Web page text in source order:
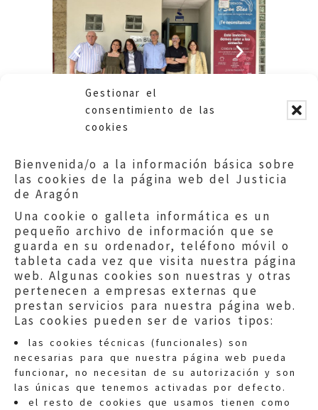
Gestionar el
consentimiento de las
cookies
Bienvenida/o a la información básica sobre
las cookies de la página web del Justicia
de Aragón
Una cookie o galleta informática es un
pequeño archivo de información que se
guarda en su ordenador, teléfono móvil o
tableta cada vez que visita nuestra página
web. Algunas cookies son nuestras y otras
pertenecen a empresas externas que
prestan servicios para nuestra página web.
Las cookies pueden ser de varios tipos:
las cookies técnicas (funcionales) son
necesarias para que nuestra página web pueda
funcionar, no necesitan de su autorización y son
las únicas que tenemos activadas por defecto.
el resto de cookies que usamos tienen como
Quejas:quejas@eljusticiadearagon.es